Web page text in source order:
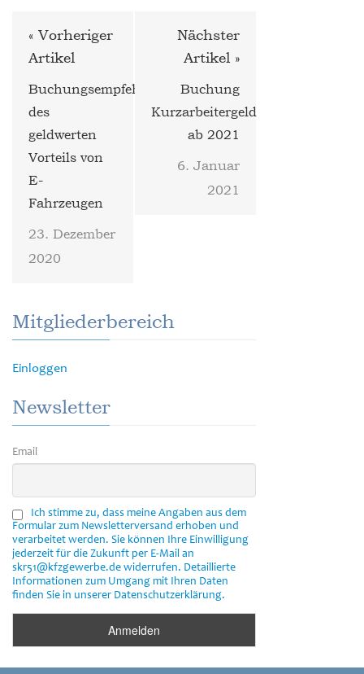
« Vorheriger
Artikel
Buchungsempfehlung
des
geldwerten
Vorteils von
E-
Fahrzeugen
23. Dezember
2020
Nächster
Artikel »
Buchung
Kurzarbeitergeld
ab 2021
6. Januar
2021
Mitgliederbereich
Einloggen
Newsletter
Email
Ich stimme zu, dass meine Angaben aus dem
Formular zum Newsletterversand erhoben und
verarbeitet werden. Sie können Ihre Einwilligung
jederzeit für die Zukunft per E-Mail an
skr51@kfzgewerbe.de widerrufen. Detaillierte
Informationen zum Umgang mit Ihren Daten
finden Sie in unserer Datenschutzerklärung.